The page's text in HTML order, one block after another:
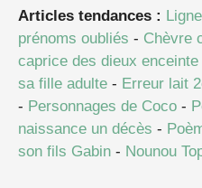
Articles tendances :
prénoms oubliés - Chèvre
caprice des dieux enceinte
sa fille adulte - Erreur lait
- Personnages de Coco -
naissance un décès -
son fils Gabin - Nounou